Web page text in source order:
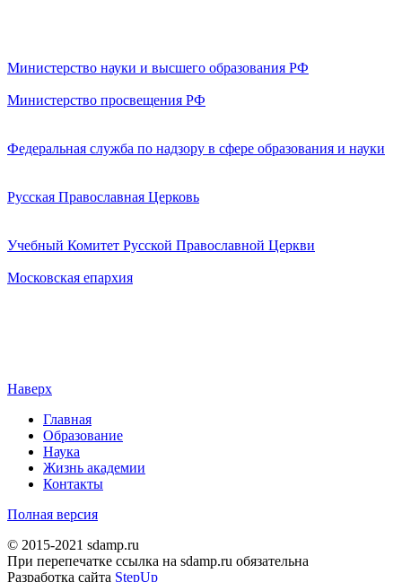
Министерство науки и высшего образования РФ
Министерство просвещения РФ
Федеральная служба по надзору в сфере образования и науки
Русская Православная Церковь
Учебный Комитет Русской Православной Церкви
Московская епархия
Наверх
Главная
Образование
Наука
Жизнь академии
Контакты
Полная версия
© 2015-2021 sdamp.ru
При перепечатке ссылка на sdamp.ru обязательна
Разработка сайта StepUp